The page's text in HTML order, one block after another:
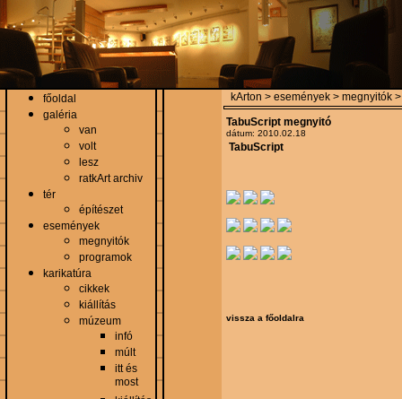
főoldal
galéria
van
volt
lesz
ratkArt archiv
tér
építészet
események
megnyitók
programok
karikatúra
cikkek
kiállítás
múzeum
infó
múlt
itt és
most
kArton > események > megnyitók
TabuScript megnyitó
dátum: 2010.02.18
TabuScript
vissza a főoldalra